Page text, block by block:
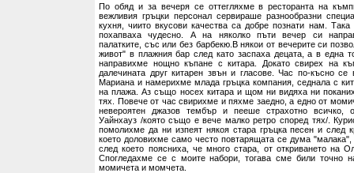
По обяд и за вечеря се оттегляхме в ресторанта на
вежливия гръцки персонал сервираше разнообразни
кухня, чиито вкусови качества са добре познати нам.
похапваха чудесно. А на няколко пъти вечер си
палатките, със или без барбекю.В някои от вечерите си
живот" в плажния бар след като заспаха децата, а в една
направихме нощно къпане с китара. Докато свирех на
далечината друг китарен звън и гласове. Час по-късно
Мариана и намерихме млада гръцка компания, седнала с
на плажа. Аз също носех китара и щом ни видяха ни
тях. Повече от час свирихме и пяхме заедно, а едно от
невероятен джазов тембър и пееше страхотно
Уайнхауз /която също е вече малко ретро според тях/.
помолихме да ни изпеят някоя стара гръцка песен и след
което доловихме само често повтарящата се дума "малака",
след което поясниха, че много стара, от откриването на
Спогледахме се с моите набори, тогава сме били точно
момичета и момчета.